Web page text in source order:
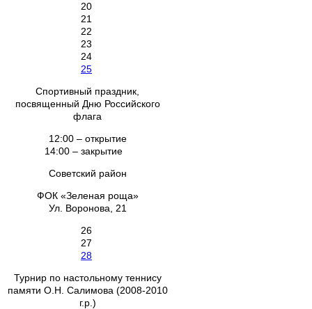
20
21
22
23
24
25
Спортивный праздник,
посвященный Дню Российского
флага
12:00 – открытие
14:00 – закрытие
Советский район
ФОК «Зеленая роща»
Ул. Воронова, 21
26
27
28
Турнир по настольному теннису
памяти О.Н. Салимова (2008-2010
г.р.)